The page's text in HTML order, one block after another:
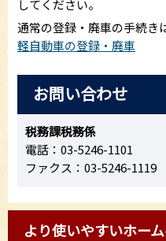
してください。
通常の登録・廃車の手続き
軽自動車の登録・廃車
お問い合わせ
税務課税務係
電話：03-5246-1101
ファクス：03-5246-1119
より使いやすいホー